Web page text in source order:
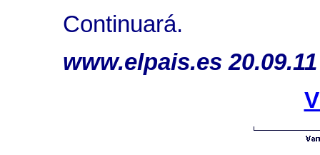
Continuará.
www.elpais.es 20.09.11